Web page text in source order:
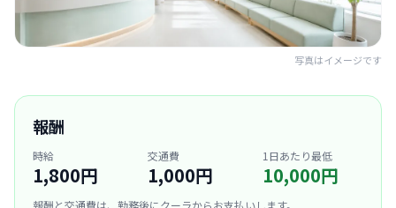
写真はイメージです
報酬
時給
1,800円
交通費
1,000円
1日あたり最低
10,000円